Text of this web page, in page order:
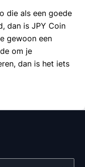
die als een goede
dan is JPY Coin
gewoon een
om je
dan is het iets